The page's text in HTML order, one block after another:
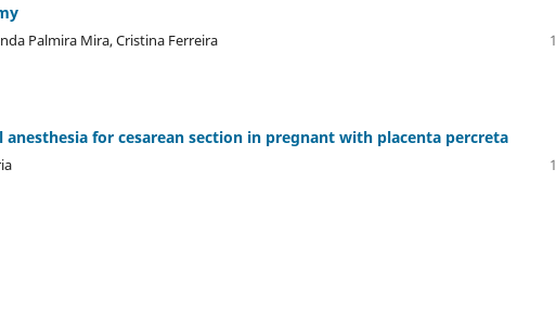
Palmira Mira, Cristina Ferreira
for cesarean section in pregnant with placenta percreta